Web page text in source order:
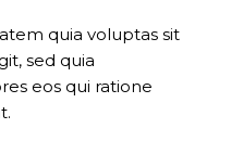
quia voluptas sit
sed quia
eos qui ratione